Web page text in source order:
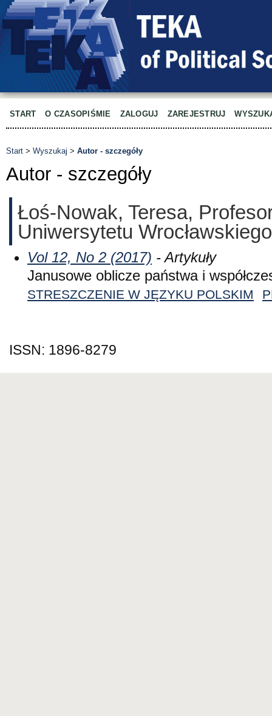
START O CZASOPIŚMIE ZALOGUJ ZAREJESTRUJ
Start > Wyszukaj > Autor - szczegóły
Autor - szczegóły
Łoś-Nowak, Teresa,
Uniwersytetu
Vol 12, No 2 (2017) - Artykuły
Janusowe oblicze państwa i
STRESZCZENIE W JĘZYKU POLSKIM
ISSN: 1896-8279